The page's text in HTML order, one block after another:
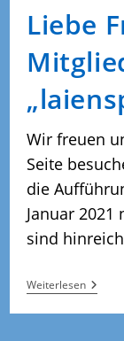
Liebe
Wir freuen
Seite
die
Januar
sind
WeiterlesenLiebe
Gäste